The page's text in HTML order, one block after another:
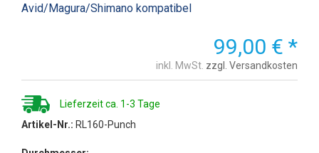
Avid/Magura/Shimano kompatibel
99,00 € *
inkl. MwSt. zzgl. Versandkosten
Lieferzeit ca. 1-3 Tage
Artikel-Nr.: RL160-Punch